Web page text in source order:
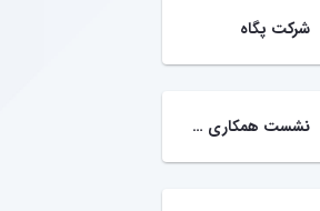
شرکت پگاه
نشست همکاری با شرکت الوان ثابت